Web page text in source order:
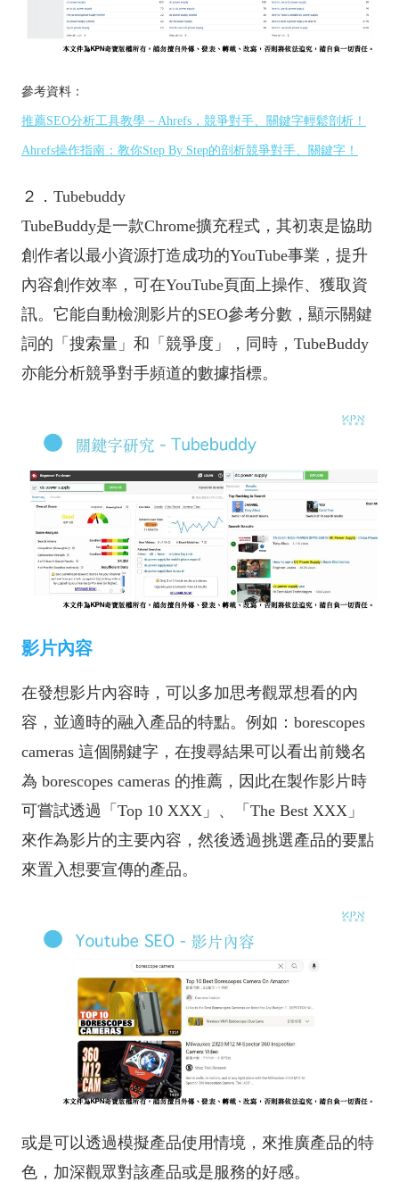
參考資料：
推薦SEO分析工具教學－Ahrefs，競爭對手、關鍵字輕鬆剖析！
Ahrefs操作指南：教你Step By Step的剖析競爭對手、關鍵字！
２．Tubebuddy
TubeBuddy是一款Chrome擴充程式，其初衷是協助
創作者以最小資源打造成功的YouTube事業，提升
內容創作效率，可在YouTube頁面上操作、獲取資
訊。它能自動檢測影片的SEO參考分數，顯示關鍵
詞的「搜索量」和「競爭度」，同時，TubeBuddy
亦能分析競爭對手頻道的數據指標。
影片內容
在發想影片內容時，可以多加思考觀眾想看的內
容，並適時的融入產品的特點。例如：borescopes
cameras 這個關鍵字，在搜尋結果可以看出前幾名
為 borescopes cameras 的推薦，因此在製作影片時
可嘗試透過「Top 10 XXX」、「The Best XXX」
來作為影片的主要內容，然後透過挑選產品的要點
來置入想要宣傳的產品。
或是可以透過模擬產品使用情境，來推廣產品的特
色，加深觀眾對該產品或是服務的好感。